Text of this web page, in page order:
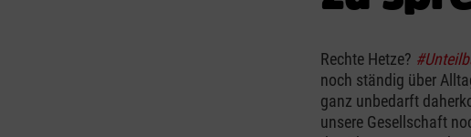
Rechte Hetze?
noch ständig über
ganz unbedarft
unsere Gesellschaft